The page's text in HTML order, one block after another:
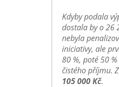
Kdyby podala
dostala by o 26
nebyla
iniciativy, ale
80 %, poté 50
čistého příjmu.
105 000 Kč.